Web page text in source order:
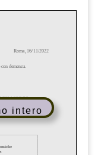
intero